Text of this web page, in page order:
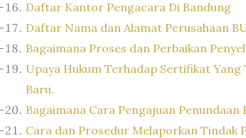
Daftar Kantor Pengacara Di Bandung
Daftar Nama dan Alamat Perusahaan
Bagaimana Proses dan Perbaikan
Upaya Hukum Terhadap Sertifikat Yang
Baru.
Bagaimana Cara Pengajuan
Cara dan Prosedur Melaporkan Tindak